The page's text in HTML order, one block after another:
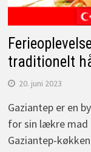
traditionelt
20. juni 2023
Gaziantep er en
for sin lækre
Gaziantep-